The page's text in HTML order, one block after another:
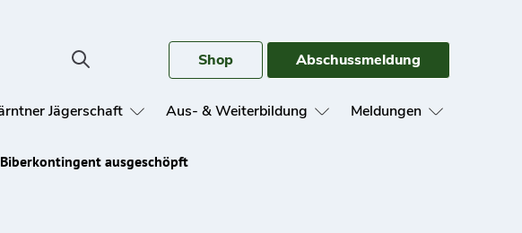
Shop Abschussmeldung
Jägerschaft Aus- & Weiterbildung Meldungen
Biberkontingent ausgeschöpft